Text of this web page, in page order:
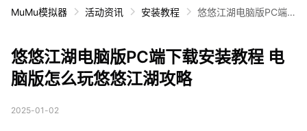
MuMu模拟器 活动资讯 安装教程
悠悠江湖电脑版PC端
悠悠江湖电脑版PC端下载安装教程 电
脑版怎么玩悠悠江湖攻略
2025-01-02